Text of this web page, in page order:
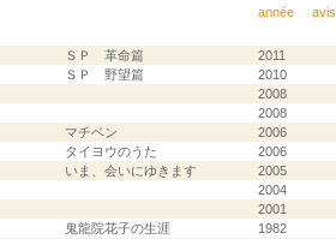
année avis
ＳＰ 革命篇
2011
ＳＰ 野望篇
2010
2008
2008
マチベン
2006
タイヨウのうた
2006
いま、会いにゆきます
2005
2004
2001
鬼龍院花子の生涯 1982